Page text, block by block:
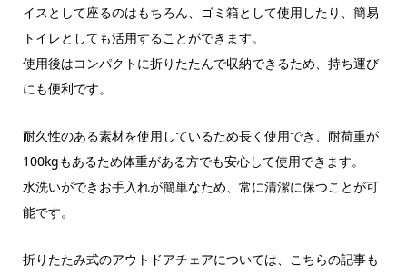
イスとして座るのはもちろん、ゴミ箱として使用したり、簡易
トイレとしても活用することができます。
使用後はコンパクトに折りたたんで収納できるため、持ち運び
にも便利です。
耐久性のある素材を使用しているため長く使用でき、耐荷重が
100kgもあるため体重がある方でも安心して使用できます。
水洗いができお手入れが簡単なため、常に清潔に保つことが可
能です。
折りたたみ式のアウトドアチェアについては、こちらの記事も